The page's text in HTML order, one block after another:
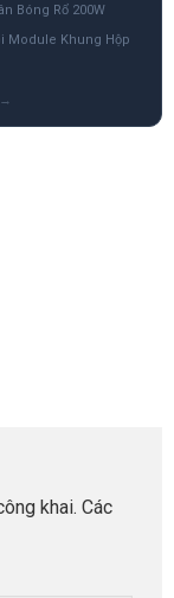
Bóng Rổ 200W
Module Khung Hộp
khai. Các